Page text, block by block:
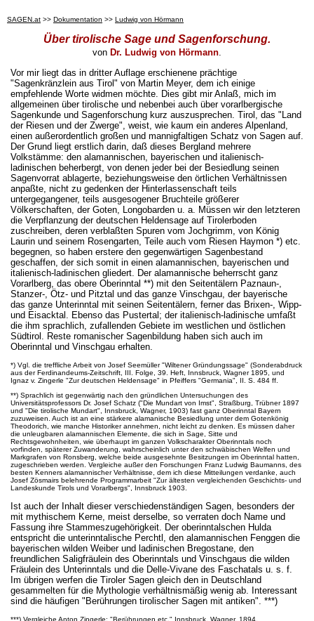
SAGEN.at >> Dokumentation >> Ludwig von Hörmann
Über tirolische Sage und Sagenforschung.
von Dr. Ludwig von Hörmann
Vor mir liegt das in dritter Auflage erschienene prächtige
"Sagenkränzlein aus Tirol" von Martin Meyer, dem ich einige
empfehlende Worte widmen möchte. Dies gibt mir Anlaß, mich im
allgemeinen über tirolische und nebenbei auch über vorarlbergische
Sagenkunde und Sagenforschung kurz auszusprechen. Tirol, das "Land
der Riesen und der Zwerge", weist, wie kaum ein anderes Alpenland,
einen außerordentlich großen und mannigfaltigen Schatz von Sagen auf.
Der Grund liegt erstlich darin, daß dieses Bergland mehrere
Volkstämme: den alamannischen, bayerischen und italienisch-
ladinischen beherbergt, von denen jeder bei der Besiedlung seinen
Sagenvorrat ablagerte, beziehungsweise den örtlichen Verhältnissen
anpaßte, nicht zu gedenken der Hinterlassenschaft teils
untergegangener, teils ausgesogener Bruchteile größerer
Völkerschaften, der Goten, Longobarden u. a. Müssen wir den letzteren
die Verpflanzung der deutschen Heldensage auf Tirolerboden
zuschreiben, deren verblaßten Spuren vom Jochgrimm, von König
Laurin und seinem Rosengarten, Teile auch vom Riesen Haymon *) etc.
begegnen, so haben erstere den gegenwärtigen Sagenbestand
geschaffen, der sich somit in einen alamannischen, bayerischen und
italienisch-ladinischen gliedert. Der alamannische beherrscht ganz
Vorarlberg, das obere Oberinntal **) mit den Seitentälern Paznaun-,
Stanzer-, Ötz- und Pitztal und das ganze Vinschgau, der bayerische
das ganze Unterinntal mit seinen Seitentälern, ferner das Brixen-, Wipp-
und Eisacktal. Ebenso das Pustertal; der italienisch-ladinische umfaßt
die ihm sprachlich, zufallenden Gebiete im westlichen und östlichen
Südtirol. Reste romanischer Sagenbildung haben sich auch im
Oberinntal und Vinschgau erhalten.
*) Vgl. die treffliche Arbeit von Josef Seemüller "Wiltener Gründungssage" (Sonderabdruck
aus der Ferdinandeums-Zeitschrift, III. Folge, 39. Heft, Innsbruck, Wagner 1895, und
Ignaz v. Zingerle "Zur deutschen Heldensage" in Pfeiffers "Germania", II. S. 484 ff.
**) Sprachlich ist gegenwärtig nach den gründlichen Untersuchungen des
Universitätsprofessors Dr. Josef Schatz ("Die Mundart von Imst", Straßburg, Trübner 1897
und "Die tirolische Mundart", Innsbruck, Wagner, 1903) fast ganz Oberinntal Bayern
zuzuweisen. Auch ist an eine stärkere alamanische Besiedlung unter dem Gotenkönig
Theodorich, wie manche Historiker annehmen, nicht leicht zu denken. Es müssen daher
die unleugbaren alamannischen Elemente, die sich in Sage, Sitte und
Rechtsgewohnheiten, wie überhaupt im ganzen Volkscharakter Oberinntals noch
vorfinden, späterer Zuwanderung, wahrscheinlich unter den schwäbischen Welfen und
Markgrafen von Ronsberg, welche beide ausgesehnte Besitzungen im Oberinntal hatten,
zugeschrieben werden. Vergleiche außer den Forschungen Franz Ludwig Baumanns, des
besten Kenners alamannischer Verhältnisse, dem ich diese Mitteilungen verdanke, auch
Josef Zösmairs belehrende Programmarbeit "Zur ältesten vergleichenden Geschichts- und
Landeskunde Tirols und Vorarlbergs", Innsbruck 1903.
Ist auch der Inhalt dieser verschiedenständigen Sagen, besonders der
mit mythischem Kerne, meist derselbe, so verraten doch Name und
Fassung ihre Stammeszugehörigkeit. Der oberinntalschen Hulda
entspricht die unterinntalische Perchtl, den alamannischen Fenggen die
bayerischen wilden Weiber und ladinischen Bregostane, den
freundlichen Saligfräulein des Oberinntals und Vinschgaus die wilden
Fräulein des Unterinntals und die Delle-Vivane des Faschatals u. s. f.
Im übrigen werfen die Tiroler Sagen gleich den in Deutschland
gesammelten für die Mythologie verhältnismäßig wenig ab. Interessant
sind die häufigen "Berührungen tirolischer Sagen mit antiken". ***)
***) Vergleiche Anton Zingerle: "Berührungen etc." Innsbruck, Wagner, 1894.